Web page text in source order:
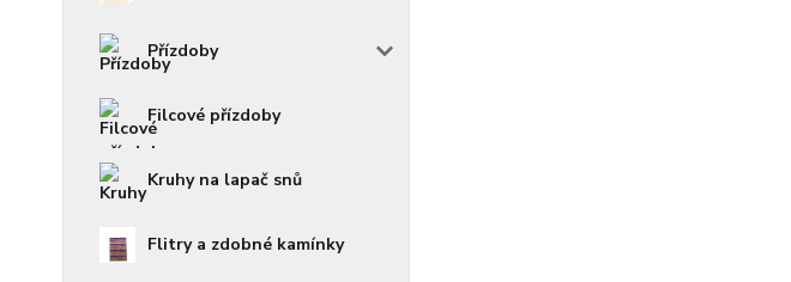
Přízdoby
Filcové přízdoby
Kruhy na lapač snů
Flitry a zdobné kamínky